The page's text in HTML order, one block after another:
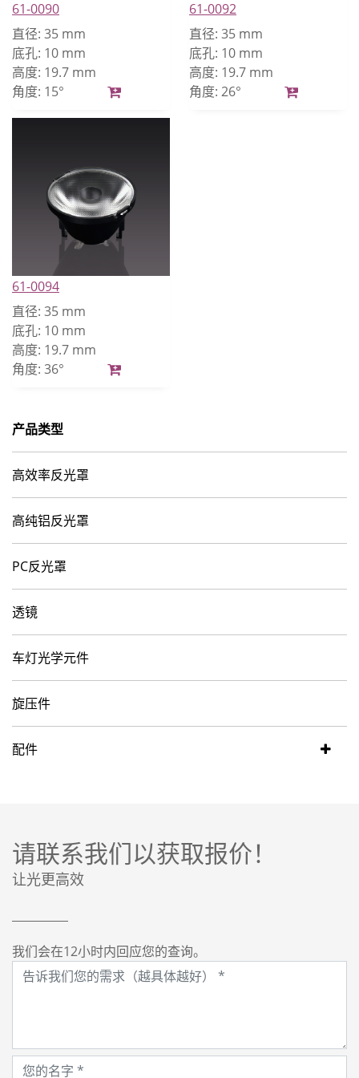
61-0090
直径: 35 mm
底孔: 10 mm
高度: 19.7 mm
角度: 15°
61-0092
直径: 35 mm
底孔: 10 mm
高度: 19.7 mm
角度: 26°
61-0094
直径: 35 mm
底孔: 10 mm
高度: 19.7 mm
角度: 36°
产品类型
高效率反光罩
高纯铝反光罩
PC反光罩
透镜
车灯光学元件
旋压件
配件
请联系我们以获取报价！
让光更高效
我们会在12小时内回应您的查询。